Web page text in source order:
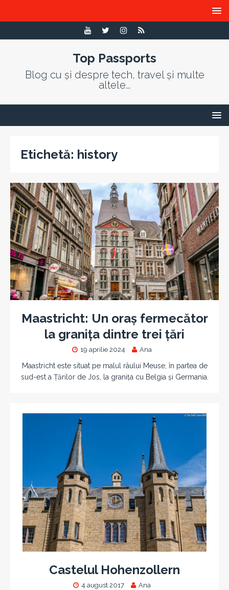
Top Passports
Blog cu și despre tech, travel și multe
altele...
Etichetă: history
Maastricht: Un oraș fermecător
la granița dintre trei țări
19 aprilie 2024 Ana
Maastricht este situat pe malul râului Meuse, în partea de
sud-est a Țărilor de Jos, la granița cu Belgia și Germania.
Castelul Hohenzollern
4 august 2017 Ana